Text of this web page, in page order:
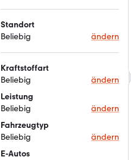
Standort
Beliebig
ändern
Kraftstoffart
Beliebig
ändern
Leistung
Beliebig
ändern
Fahrzeugtyp
Beliebig
ändern
E-Autos